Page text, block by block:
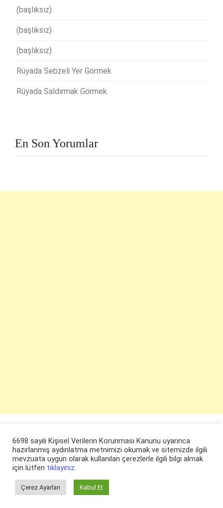
(başlıksız)
(başlıksız)
(başlıksız)
Rüyada Sebzeli Yer Görmek
Rüyada Saldırmak Görmek
En Son Yorumlar
© ruyaevi.com 2022
6698 sayılı Kişisel Verilerin Korunması Kanunu uyarınca
hazırlanmış aydınlatma metnimizi okumak ve sitemizde ilgili
mevzuata uygun olarak kullanılan çerezlerle ilgili bilgi almak
için lütfen tıklayınız.
Çerez Ayarları Kabul Et